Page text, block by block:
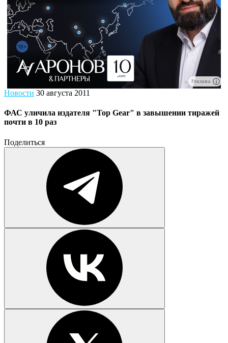
Реклама
Новости 30 августа 2011
ФАС уличила издателя "Top Gear" в завышении тиражей
почти в 10 раз
Поделиться